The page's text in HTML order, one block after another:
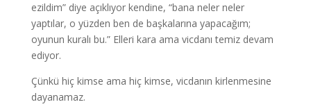
ezildim” diye açıklıyor kendine, “bana neler neler
yaptılar, o yüzden ben de başkalarına yapacağım;
oyunun kuralı bu.” Elleri kara ama vicdanı temiz devam
ediyor.
Çünkü hiç kimse ama hiç kimse, vicdanın kirlenmesine
dayanamaz.